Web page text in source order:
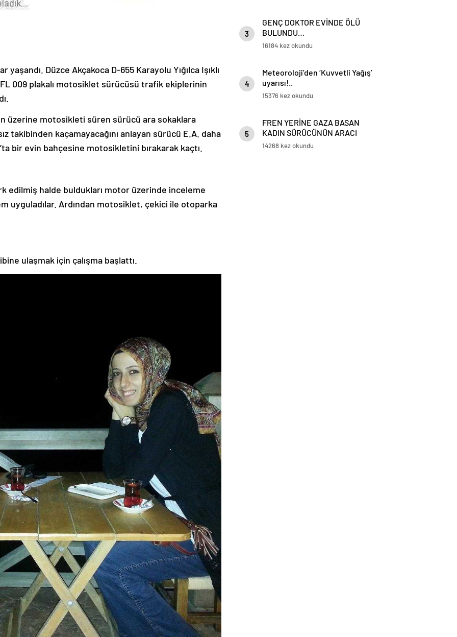
Düzce Akçakoca D-655 Karayolu Yığılca Işıklı
FL 009 plakalı motosiklet sürücüsü trafik ekiplerinin
üzerine motosikleti süren sürücü ara sokaklara
takibinden kaçamayacağını anlayan sürücü E.A. daha
bir evin bahçesine motosikletini bırakarak kaçtı.
edilmiş halde buldukları motor üzerinde inceleme
uyguladılar. Ardından motosiklet, çekici ile otoparka
ulaşmak için çalışma başlattı.
3
GENÇ DOKTOR EVİNDE ÖLÜ
BULUNDU…
16184 kez okundu
4
Meteoroloji’den ‘Kuvvetli Yağış’
uyarısı!..
15376 kez okundu
5
FREN YERİNE GAZA BASAN
KADIN SÜRÜCÜNÜN ARACI
KORKULUKLARDA ASILI KALDI
14268 kez okundu